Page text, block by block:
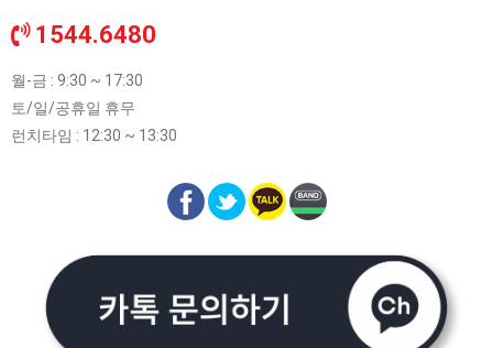
1544.6480
월-금 : 9:30 ~ 17:30
토/일/공휴일 휴무
런치타임 : 12:30 ~ 13:30